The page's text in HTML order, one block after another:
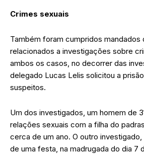
Crimes sexuais
Também foram cumpridos mandados
relacionados a investigações sobre
ambos os casos, no decorrer das
delegado Lucas Lelis solicitou a
suspeitos.
Um dos investigados, um homem de
relações sexuais com a filha do
cerca de um ano. O outro
de uma festa, na madrugada do dia 7